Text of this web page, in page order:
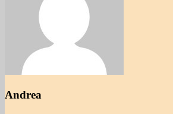
Andrea